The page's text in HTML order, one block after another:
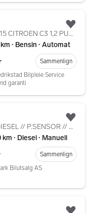
AUTOMAT 2015 CITROEN C3 1,2 PURE TECH 82HK
∙ Bensin ∙ Automat
Sammenlign
Bilpleie Service
garanti
EU OK // 1.4 DIESEL // P.SENSOR // M.LAPP // SE PRIS ++
km ∙ Diesel ∙ Manuell
Sammenlign
Bilutsalg AS